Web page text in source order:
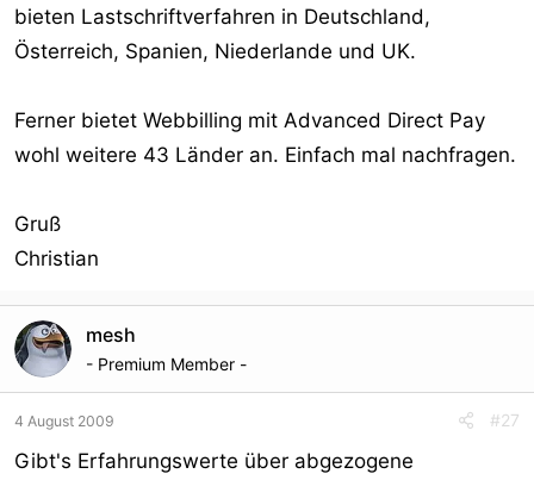
bieten Lastschriftverfahren in Deutschland,
Österreich, Spanien, Niederlande und UK.
Ferner bietet Webbilling mit Advanced Direct Pay
wohl weitere 43 Länder an. Einfach mal nachfragen.
Gruß
Christian
mesh
- Premium Member -
4 August 2009 #27
Gibt's Erfahrungswerte über abgezogene